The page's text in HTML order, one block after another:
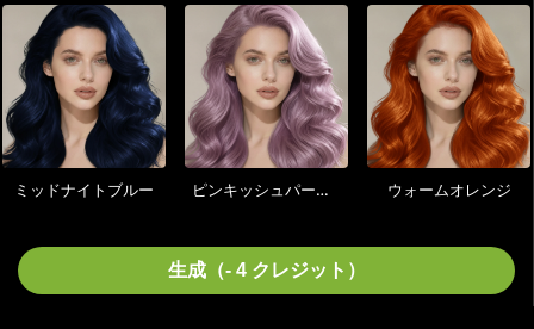
ミッドナイトブルー ピンキッシュパープル ウォームオレンジ
生成（- 4 クレジット）